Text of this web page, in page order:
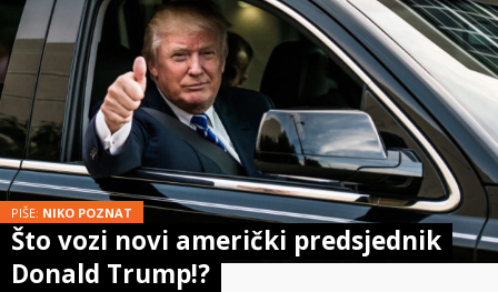
PIŠE: NIKO POZNAT
Što vozi novi američki predsjednik
Donald Trump!?